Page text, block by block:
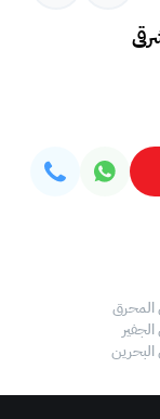
المحرق
البحرين